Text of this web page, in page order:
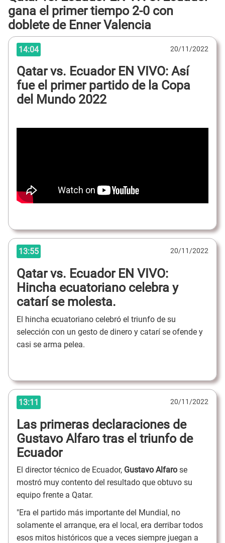
gana el primer tiempo 2-0 con
doblete de Enner Valencia
14:04 20/11/2022
Qatar vs. Ecuador EN VIVO: Así
fue el primer partido de la Copa
del Mundo 2022
13:55 20/11/2022
Qatar vs. Ecuador EN VIVO:
Hincha ecuatoriano celebra y
catarí se molesta.
El hincha ecuatoriano celebró el triunfo de su
selección con un gesto de dinero y catarí se ofende y
casi se arma pelea.
13:11 20/11/2022
Las primeras declaraciones de
Gustavo Alfaro tras el triunfo de
Ecuador
El director técnico de Ecuador, Gustavo Alfaro se
mostró muy contento del resultado que obtuvo su
equipo frente a Qatar.
"Era el partido más importante del Mundial, no
solamente el arranque, era el local, era derribar todos
esos mitos históricos que a veces siempre juegan a